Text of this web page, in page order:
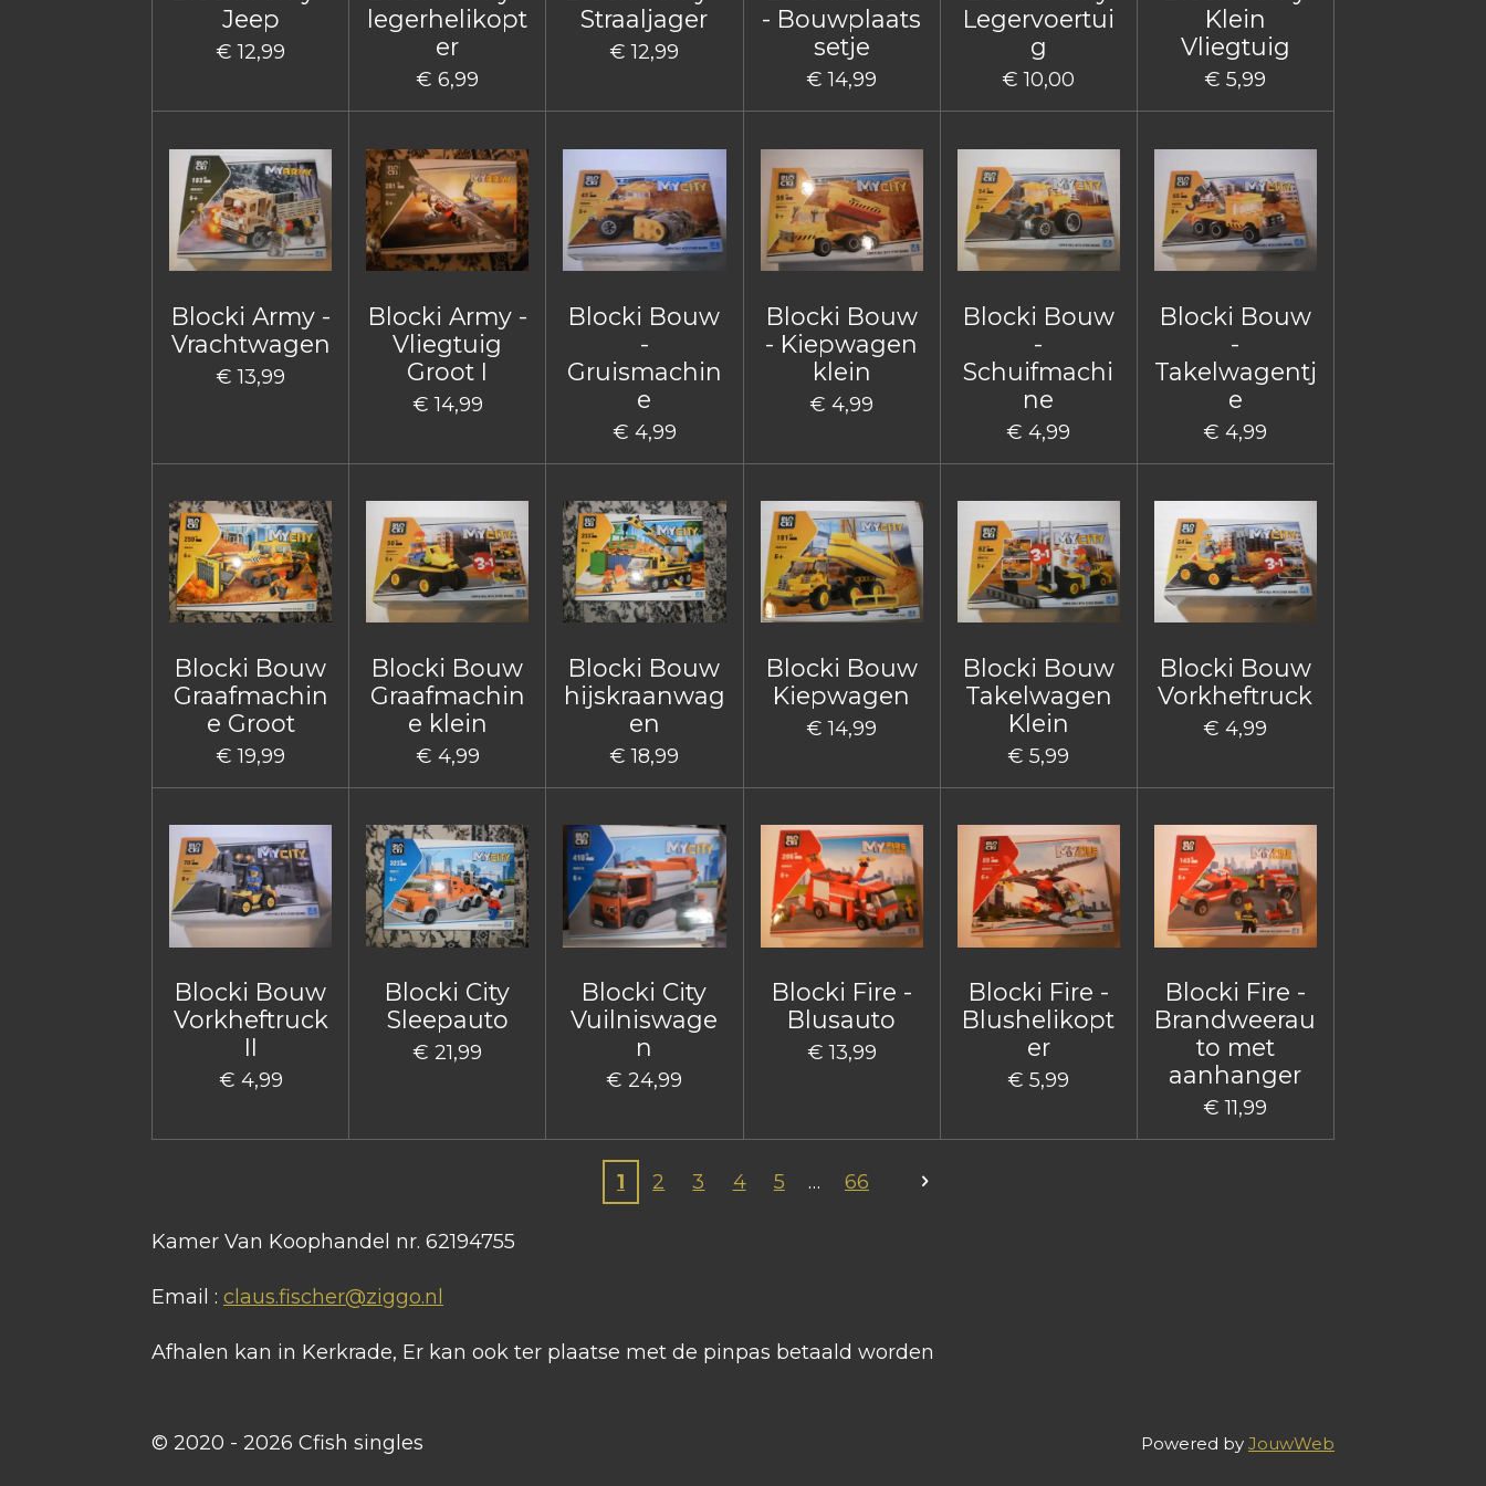
Jeep
€ 12,99
legerhelikopt
er
€ 6,99
Straaljager
€ 12,99
- Bouwplaats
setje
€ 14,99
Legervoertui
g
€ 10,00
Klein
Vliegtuig
€ 5,99
Blocki Army -
Vrachtwagen
€ 13,99
Blocki Army -
Vliegtuig
Groot I
€ 14,99
Blocki Bouw
-
Gruismachin
e
€ 4,99
Blocki Bouw
- Kiepwagen
klein
€ 4,99
Blocki Bouw
-
Schuifmachi
ne
€ 4,99
Blocki Bouw
-
Takelwagentj
e
€ 4,99
Blocki Bouw
Graafmachin
e Groot
€ 19,99
Blocki Bouw
Graafmachin
e klein
€ 4,99
Blocki Bouw
hijskraanwag
en
€ 18,99
Blocki Bouw
Kiepwagen
€ 14,99
Blocki Bouw
Takelwagen
Klein
€ 5,99
Blocki Bouw
Vorkheftruck
€ 4,99
Blocki Bouw
Vorkheftruck
II
€ 4,99
Blocki City
Sleepauto
€ 21,99
Blocki City
Vuilniswage
n
€ 24,99
Blocki Fire -
Blusauto
€ 13,99
Blocki Fire -
Blushelikopt
er
€ 5,99
Blocki Fire -
Brandweerau
to met
aanhanger
€ 11,99
1 2 3 4 5 66
Kamer Van Koophandel nr. 62194755
Email : claus.fischer@ziggo.nl
Afhalen kan in Kerkrade, Er kan ook ter plaatse met de pinpas betaald worden
© 2020 - 2026 Cfish singles Powered by JouwWeb